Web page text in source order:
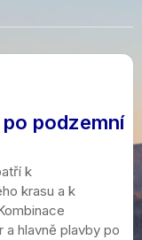
podzemní
k
krasu a k
hlavně plavby po